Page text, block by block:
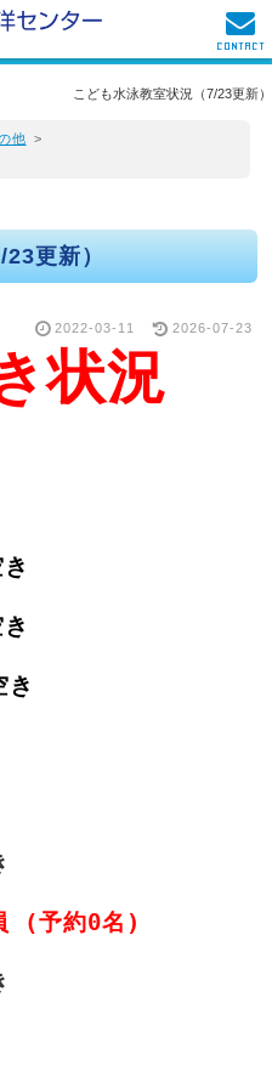
こども水泳教室状況（7/23更新）
他 >
更新）
2022-03-11 2026-07-23
状況
き
(予約0名)
CONTACT